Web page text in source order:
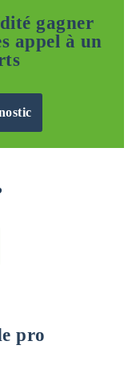
gagner
appel à un
pro